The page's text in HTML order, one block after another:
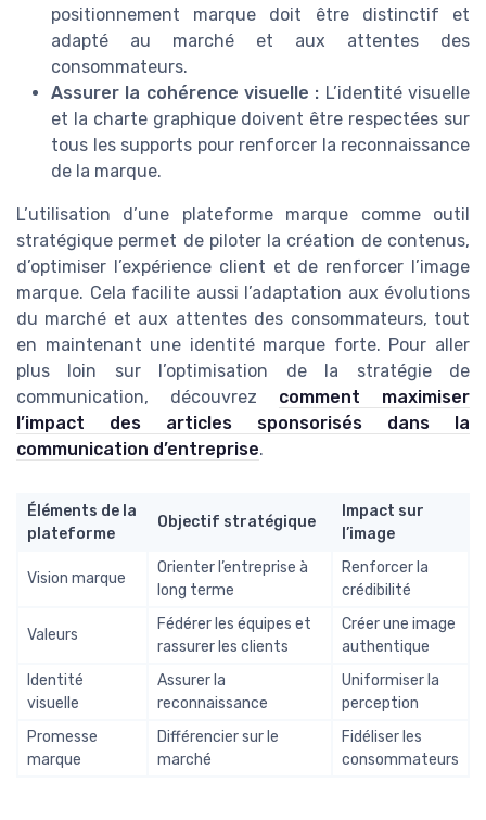
positionnement marque doit être distinctif et
adapté au marché et aux attentes des
consommateurs.
Assurer la cohérence visuelle : L’identité visuelle
et la charte graphique doivent être respectées sur
tous les supports pour renforcer la reconnaissance
de la marque.
L’utilisation d’une plateforme marque comme outil
stratégique permet de piloter la création de contenus,
d’optimiser l’expérience client et de renforcer l’image
marque. Cela facilite aussi l’adaptation aux évolutions
du marché et aux attentes des consommateurs, tout
en maintenant une identité marque forte. Pour aller
plus loin sur l’optimisation de la stratégie de
communication, découvrez comment maximiser
l’impact des articles sponsorisés dans la
communication d’entreprise.
Éléments de la
plateforme
Objectif stratégique
Impact sur
l’image
Vision marque
Orienter l’entreprise à
long terme
Renforcer la
crédibilité
Valeurs
Fédérer les équipes et
rassurer les clients
Créer une image
authentique
Identité
visuelle
Assurer la
reconnaissance
Uniformiser la
perception
Promesse
marque
Différencier sur le
marché
Fidéliser les
consommateurs